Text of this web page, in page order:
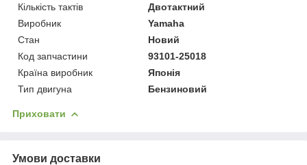
Кількість тактів
Двотактний
Виробник
Yamaha
Стан
Новий
Код запчастини
93101-25018
Країна виробник
Японія
Тип двигуна
Бензиновий
Приховати
Умови доставки